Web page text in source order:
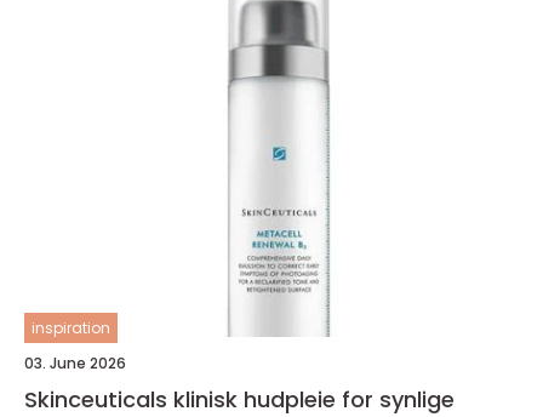
inspiration
03. June 2026
Skinceuticals klinisk hudpleie for synlige